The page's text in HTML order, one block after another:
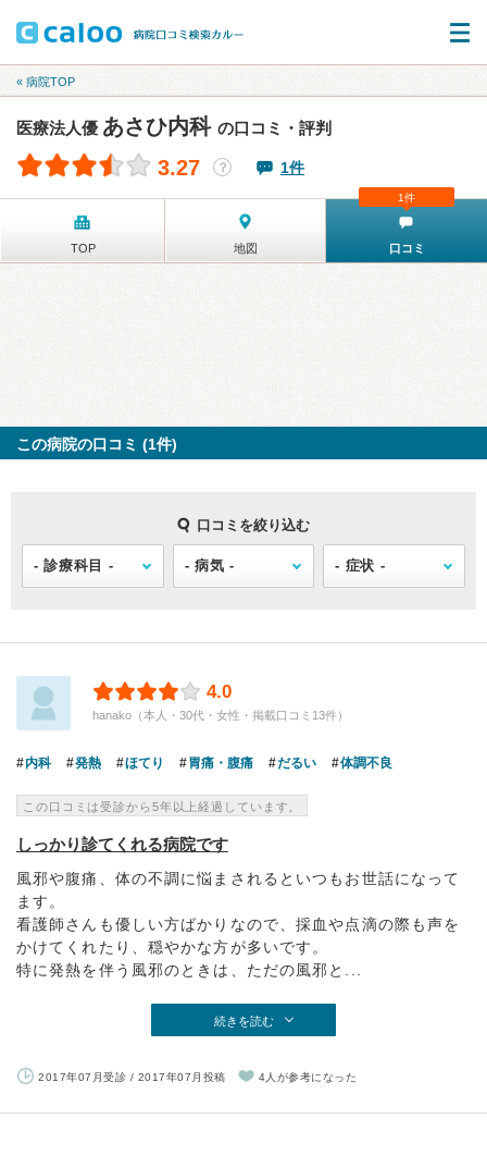
« 病院TOP
医療法人優 あさひ内科 の口コミ・評判
3.27 ？ 1件
TOP 地図 口コミ
1件
この病院の口コミ (1件)
口コミを絞り込む
4.0
hanako（本人・30代・女性・掲載口コミ13件）
内科 発熱 ほてり 胃痛・腹痛 だるい 体調不良
この口コミは受診から5年以上経過しています。
しっかり診てくれる病院です
風邪や腹痛、体の不調に悩まされるといつもお世話になって
ます。
看護師さんも優しい方ばかりなので、採血や点滴の際も声を
かけてくれたり、穏やかな方が多いです。
特に発熱を伴う風邪のときは、ただの風邪と...
続きを読む
2017年07月受診 / 2017年07月投稿 4人が参考になった